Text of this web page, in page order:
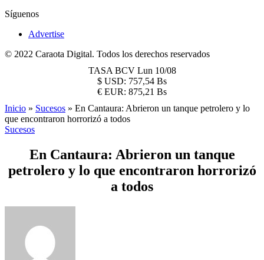
Síguenos
Advertise
© 2022 Caraota Digital. Todos los derechos reservados
TASA BCV Lun 10/08
$ USD: 757,54 Bs
€ EUR: 875,21 Bs
Inicio » Sucesos » En Cantaura: Abrieron un tanque petrolero y lo
que encontraron horrorizó a todos
Sucesos
En Cantaura: Abrieron un tanque
petrolero y lo que encontraron horrorizó
a todos